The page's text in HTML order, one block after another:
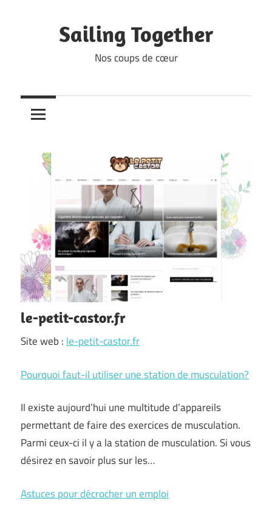
Sailing Together
Nos coups de cœur
le-petit-castor.fr
Site web : le-petit-castor.fr
Pourquoi faut-il utiliser une station de musculation?
Il existe aujourd’hui une multitude d’appareils
permettant de faire des exercices de musculation.
Parmi ceux-ci il y a la station de musculation. Si vous
désirez en savoir plus sur les…
Astuces pour décrocher un emploi